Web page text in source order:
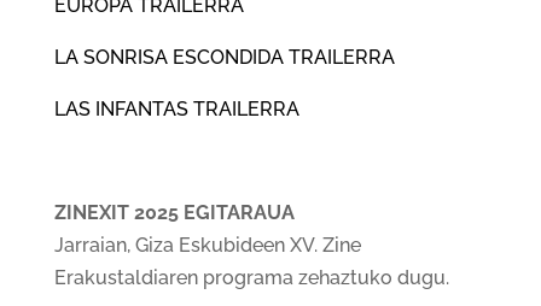
EUROPA TRAILERRA
LA SONRISA ESCONDIDA TRAILERRA
LAS INFANTAS TRAILERRA
ZINEXIT 2025 EGITARAUA
Jarraian, Giza Eskubideen XV. Zine
Erakustaldiaren programa zehaztuko dugu.